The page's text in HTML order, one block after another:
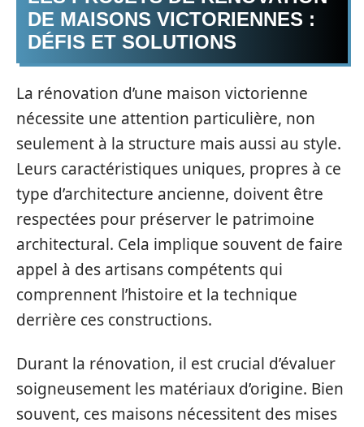
DE MAISONS VICTORIENNES :
DÉFIS ET SOLUTIONS
La rénovation d’une maison victorienne
nécessite une attention particulière, non
seulement à la structure mais aussi au style.
Leurs caractéristiques uniques, propres à ce
type d’architecture ancienne, doivent être
respectées pour préserver le patrimoine
architectural. Cela implique souvent de faire
appel à des artisans compétents qui
comprennent l’histoire et la technique
derrière ces constructions.
Durant la rénovation, il est crucial d’évaluer
soigneusement les matériaux d’origine. Bien
souvent, ces maisons nécessitent des mises